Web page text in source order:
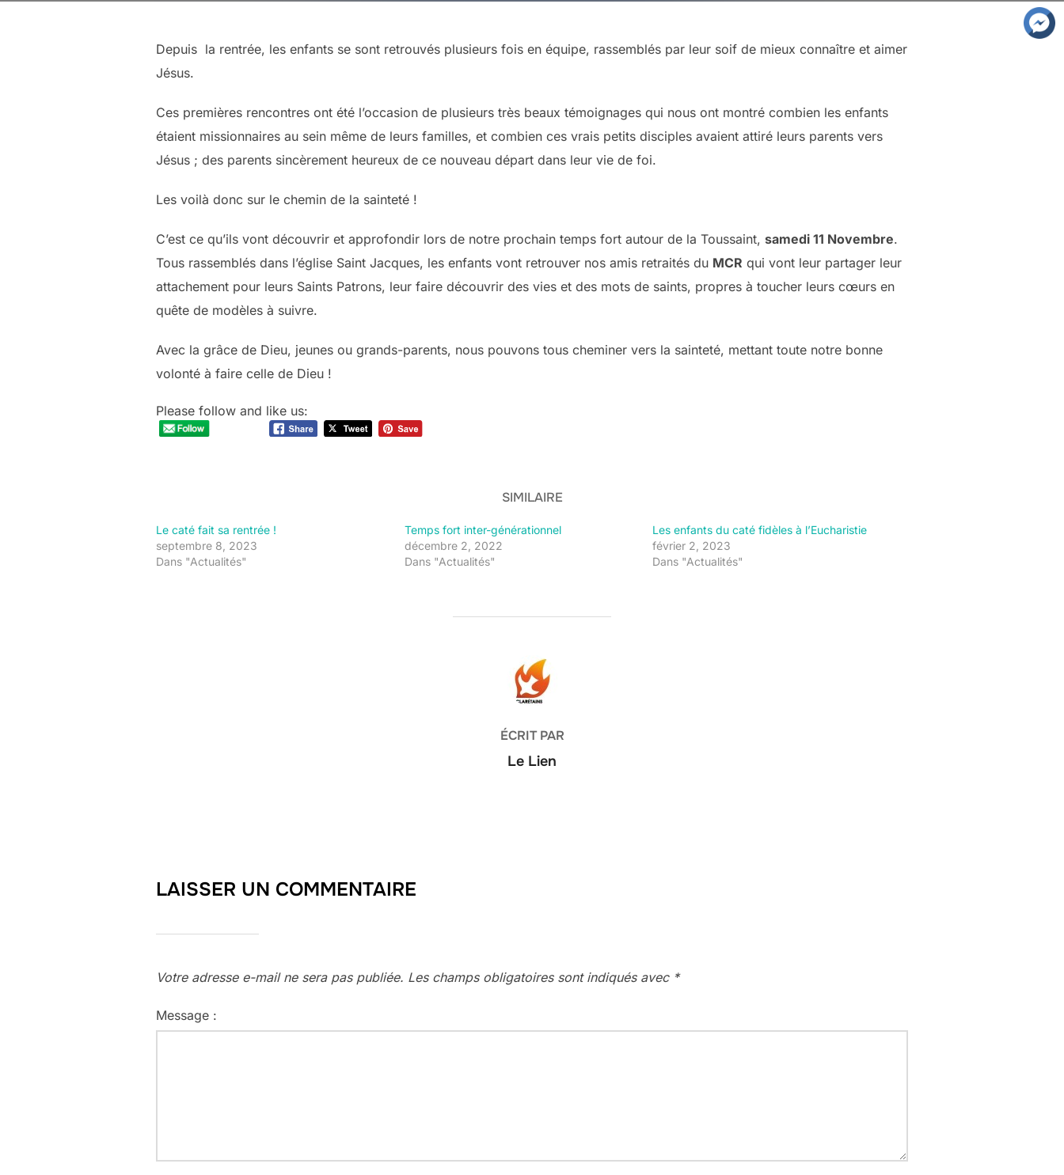
Depuis la rentrée, les enfants se sont retrouvés plusieurs fois en équipe, rassemblés par leur soif de mieux connaître et aimer
Jésus.
Ces premières rencontres ont été l’occasion de plusieurs très beaux témoignages qui nous ont montré combien les enfants
étaient missionnaires au sein même de leurs familles, et combien ces vrais petits disciples avaient attiré leurs parents vers
Jésus ; des parents sincèrement heureux de ce nouveau départ dans leur vie de foi.
Les voilà donc sur le chemin de la sainteté !
C’est ce qu’ils vont découvrir et approfondir lors de notre prochain temps fort autour de la Toussaint, samedi 11 Novembre.
Tous rassemblés dans l’église Saint Jacques, les enfants vont retrouver nos amis retraités du MCR qui vont leur partager leur
attachement pour leurs Saints Patrons, leur faire découvrir des vies et des mots de saints, propres à toucher leurs cœurs en
quête de modèles à suivre.
Avec la grâce de Dieu, jeunes ou grands-parents, nous pouvons tous cheminer vers la sainteté, mettant toute notre bonne
volonté à faire celle de Dieu !
Please follow and like us:
SIMILAIRE
Le caté fait sa rentrée !
septembre 8, 2023
Dans "Actualités"
Temps fort inter-générationnel
décembre 2, 2022
Dans "Actualités"
Les enfants du caté fidèles à l’Eucharistie
février 2, 2023
Dans "Actualités"
AUTEUR DE LA PUBLICATION
ÉCRIT PAR
Le Lien
LAISSER UN COMMENTAIRE
Votre adresse e-mail ne sera pas publiée. Les champs obligatoires sont indiqués avec *
Message :